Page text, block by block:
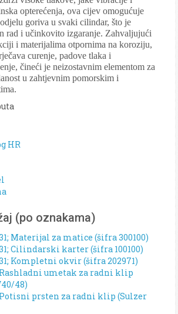
opterećenja, ova cijev omogućuje
goriva u svaki cilindar, što je
rad i učinkovito izgaranje. Zahvaljujući
i materijalima otpornima na koroziju,
curenje, padove tlaka i
čineći je neizostavnim elementom za
u zahtjevnim pomorskim i
HR
(po oznakama)
Materijal za matice (šifra 300100)
Cilindarski karter (šifra 100100)
Kompletni okvir (šifra 202971)
Rashladni umetak za radni klip
48)
Potisni prsten za radni klip (Sulzer